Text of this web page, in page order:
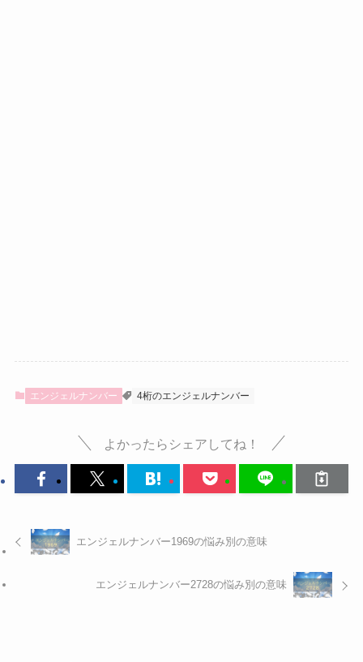
エンジェルナンバー 4桁のエンジェルナンバー
よかったらシェアしてね！
エンジェルナンバー1969の悩み別の意味
エンジェルナンバー2728の悩み別の意味